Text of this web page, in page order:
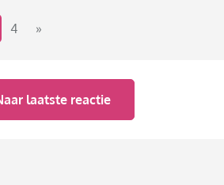
4 »
laatste reactie